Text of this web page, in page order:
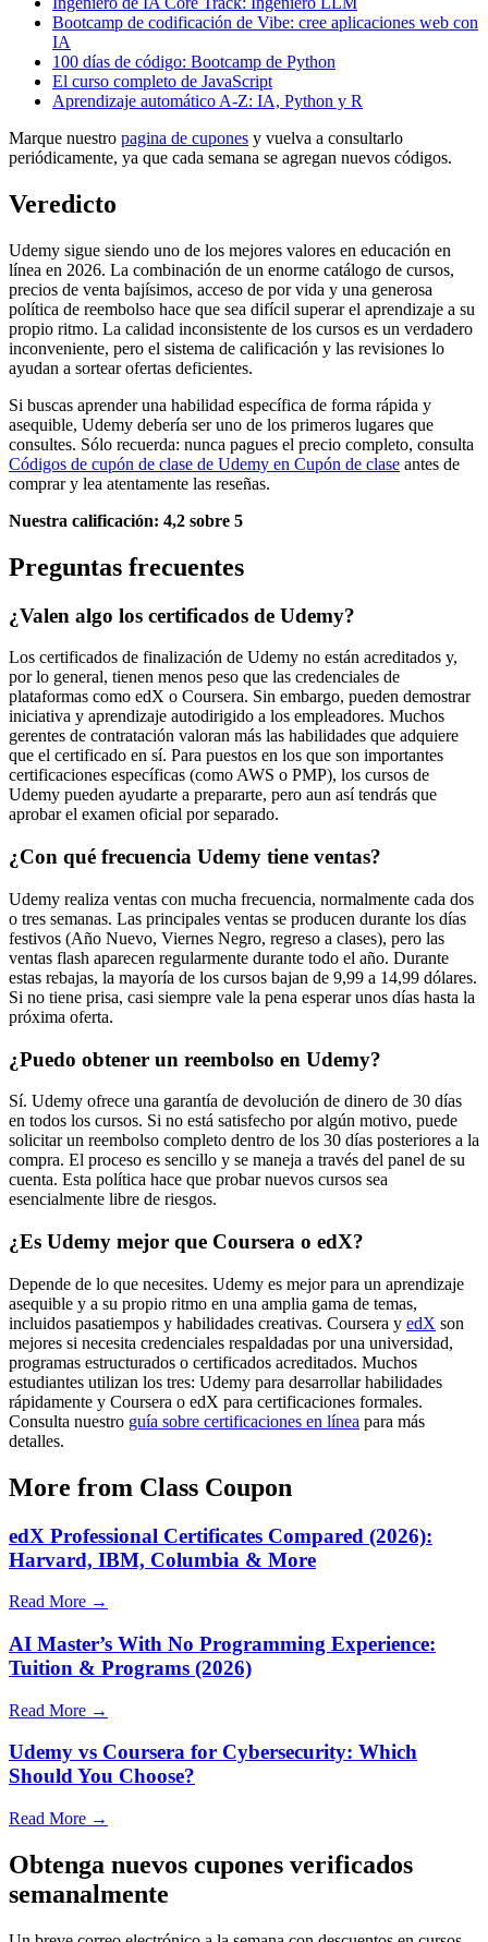
Bootcamp de codificación de Vibe: cree aplicaciones web con
IA
100 días de código: Bootcamp de Python
El curso completo de JavaScript
Aprendizaje automático A-Z: IA, Python y R
Marque nuestro pagina de cupones y vuelva a consultarlo
periódicamente, ya que cada semana se agregan nuevos códigos.
Veredicto
Udemy sigue siendo uno de los mejores valores en educación en
línea en 2026. La combinación de un enorme catálogo de cursos,
precios de venta bajísimos, acceso de por vida y una generosa
política de reembolso hace que sea difícil superar el aprendizaje a su
propio ritmo. La calidad inconsistente de los cursos es un verdadero
inconveniente, pero el sistema de calificación y las revisiones lo
ayudan a sortear ofertas deficientes.
Si buscas aprender una habilidad específica de forma rápida y
asequible, Udemy debería ser uno de los primeros lugares que
consultes. Sólo recuerda: nunca pagues el precio completo, consulta
Códigos de cupón de clase de Udemy en Cupón de clase antes de
comprar y lea atentamente las reseñas.
Nuestra calificación: 4,2 sobre 5
Preguntas frecuentes
¿Valen algo los certificados de Udemy?
Los certificados de finalización de Udemy no están acreditados y,
por lo general, tienen menos peso que las credenciales de
plataformas como edX o Coursera. Sin embargo, pueden demostrar
iniciativa y aprendizaje autodirigido a los empleadores. Muchos
gerentes de contratación valoran más las habilidades que adquiere
que el certificado en sí. Para puestos en los que son importantes
certificaciones específicas (como AWS o PMP), los cursos de
Udemy pueden ayudarte a prepararte, pero aun así tendrás que
aprobar el examen oficial por separado.
¿Con qué frecuencia Udemy tiene ventas?
Udemy realiza ventas con mucha frecuencia, normalmente cada dos
o tres semanas. Las principales ventas se producen durante los días
festivos (Año Nuevo, Viernes Negro, regreso a clases), pero las
ventas flash aparecen regularmente durante todo el año. Durante
estas rebajas, la mayoría de los cursos bajan de 9,99 a 14,99 dólares.
Si no tiene prisa, casi siempre vale la pena esperar unos días hasta la
próxima oferta.
¿Puedo obtener un reembolso en Udemy?
Sí. Udemy ofrece una garantía de devolución de dinero de 30 días
en todos los cursos. Si no está satisfecho por algún motivo, puede
solicitar un reembolso completo dentro de los 30 días posteriores a la
compra. El proceso es sencillo y se maneja a través del panel de su
cuenta. Esta política hace que probar nuevos cursos sea
esencialmente libre de riesgos.
¿Es Udemy mejor que Coursera o edX?
Depende de lo que necesites. Udemy es mejor para un aprendizaje
asequible y a su propio ritmo en una amplia gama de temas,
incluidos pasatiempos y habilidades creativas. Coursera y edX son
mejores si necesita credenciales respaldadas por una universidad,
programas estructurados o certificados acreditados. Muchos
estudiantes utilizan los tres: Udemy para desarrollar habilidades
rápidamente y Coursera o edX para certificaciones formales.
Consulta nuestro guía sobre certificaciones en línea para más
detalles.
More from Class Coupon
edX Professional Certificates Compared (2026):
Harvard, IBM, Columbia & More
Read More →
AI Master’s With No Programming Experience:
Tuition & Programs (2026)
Read More →
Udemy vs Coursera for Cybersecurity: Which
Should You Choose?
Read More →
Obtenga nuevos cupones verificados
semanalmente